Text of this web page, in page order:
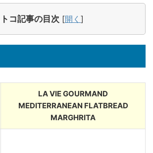
コ記事の目次 [開く ]
LA VIE GOURMAND
MEDITERRANEAN FLATBREAD
MARGHRITA